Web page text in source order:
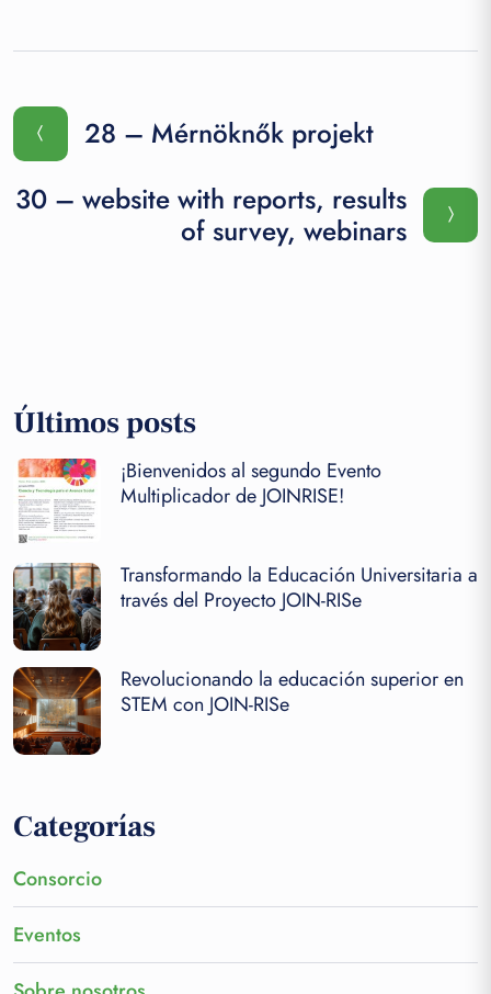
28 – Mérnöknők projekt
30 – website with reports, results
of survey, webinars
Últimos posts
¡Bienvenidos al segundo Evento
Multiplicador de JOINRISE!
Transformando la Educación Universitaria a
través del Proyecto JOIN-RISe
Revolucionando la educación superior en
STEM con JOIN-RISe
Categorías
Consorcio
Eventos